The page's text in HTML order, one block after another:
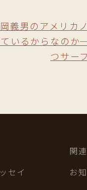
義男のアメリカ
いるからなの
つサー
セイ
関
お